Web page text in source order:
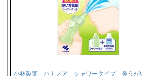
小林製薬 ハナノア シャワータイプ 鼻う